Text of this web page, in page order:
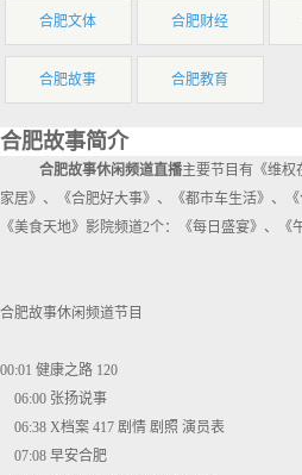
合肥文体 合肥财经
合肥故事 合肥教育
合肥故事简介
合肥故事休闲频道直播主要节目有《维权
家居》、《合肥好大事》、《都市车生活》、
《美食天地》影院频道2个：《每日盛宴》、《
合肥故事休闲频道节目
00:01 健康之路 120
06:00 张扬说事
06:38 X档案 417 剧情 剧照 演员表
07:08 早安合肥